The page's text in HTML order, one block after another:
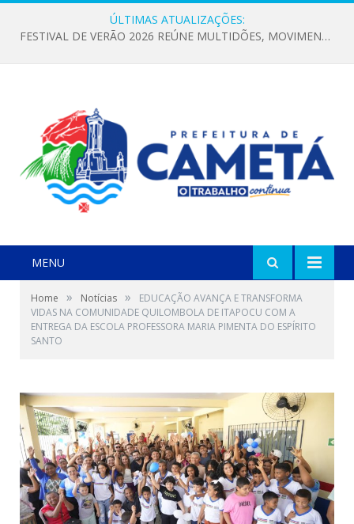
ÚLTIMAS ATUALIZAÇÕES:
FESTIVAL DE VERÃO 2026 REÚNE MULTIDÕES, MOVIMENTA A ECONOMIA E FORTALECE A CULTURA LOCAL
MENU
Home » Notícias »
EDUCAÇÃO AVANÇA E TRANSFORMA
VIDAS NA COMUNIDADE QUILOMBOLA DE ITAPOCU COM A
ENTREGA DA ESCOLA PROFESSORA MARIA PIMENTA DO ESPÍRITO
SANTO